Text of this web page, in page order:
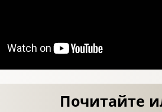
Почитайте